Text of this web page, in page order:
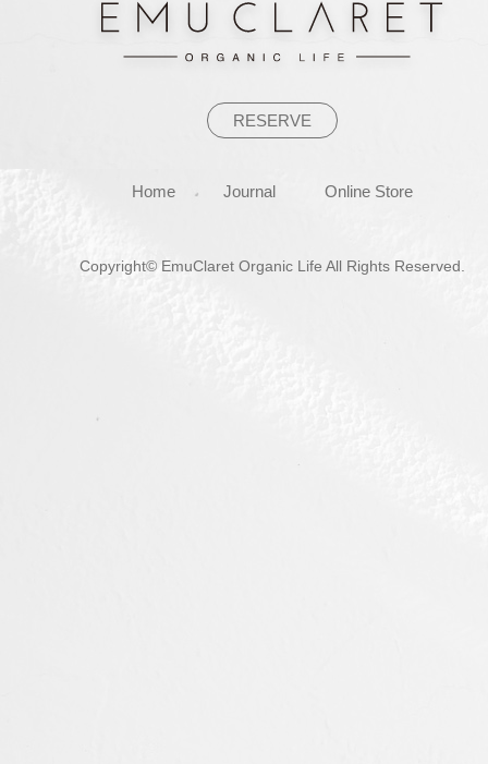
RESERVE
Home Journal Online Store
Copyright© EmuClaret Organic Life All Rights Reserved.